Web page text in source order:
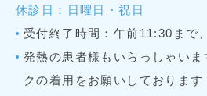
休診日：日曜日・祝日
受付終了時間：午前11:30まで
発熱の患者様もいらっしゃいま
クの着用をお願いしております